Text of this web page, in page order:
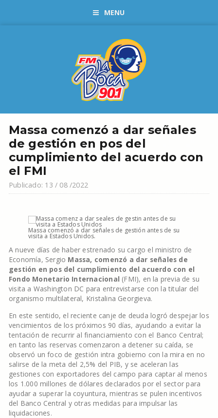
MENU
Massa comenzó a dar señales
de gestión en pos del
cumplimiento del acuerdo con
el FMI
Publicado: 13 / 08 /2022
Massa comenzó a dar señales de gestión antes de su
visita a Estados Unidos.
A nueve días de haber estrenado su cargo el ministro de
Economía, Sergio Massa, comenzó a dar señales de
gestión en pos del cumplimiento del acuerdo con el
Fondo Monetario Internacional (FMI), en la previa de su
visita a Washington DC para entrevistarse con la titular del
organismo multilateral, Kristalina Georgieva.
En este sentido, el reciente canje de deuda logró despejar los
vencimientos de los próximos 90 días, ayudando a evitar la
tentación de recurrir al financiamiento con el Banco Central;
en tanto las reservas comenzaron a detener su caída, se
observó un foco de gestión intra gobierno con la mira en no
salirse de la meta del 2,5% del PIB, y se aceleran las
gestiones con exportadores del campo para captar al menos
los 1.000 millones de dólares declarados por el sector para
ayudar a superar la coyuntura, mientras se pulen incentivos
del Banco Central y otras medidas para impulsar las
liquidaciones.